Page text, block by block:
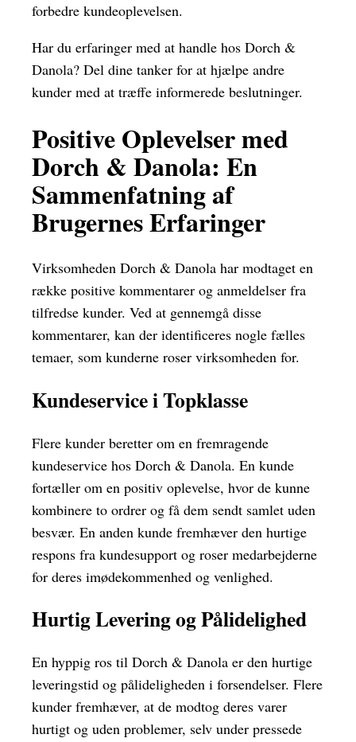
forbedre kundeoplevelsen.
Har du erfaringer med at handle hos Dorch &
Danola? Del dine tanker for at hjælpe andre
kunder med at træffe informerede beslutninger.
Positive Oplevelser med
Dorch & Danola: En
Sammenfatning af
Brugernes Erfaringer
Virksomheden Dorch & Danola har modtaget en
række positive kommentarer og anmeldelser fra
tilfredse kunder. Ved at gennemgå disse
kommentarer, kan der identificeres nogle fælles
temaer, som kunderne roser virksomheden for.
Kundeservice i Topklasse
Flere kunder beretter om en fremragende
kundeservice hos Dorch & Danola. En kunde
fortæller om en positiv oplevelse, hvor de kunne
kombinere to ordrer og få dem sendt samlet uden
besvær. En anden kunde fremhæver den hurtige
respons fra kundesupport og roser medarbejderne
for deres imødekommenhed og venlighed.
Hurtig Levering og Pålidelighed
En hyppig ros til Dorch & Danola er den hurtige
leveringstid og pålideligheden i forsendelser. Flere
kunder fremhæver, at de modtog deres varer
hurtigt og uden problemer, selv under pressede